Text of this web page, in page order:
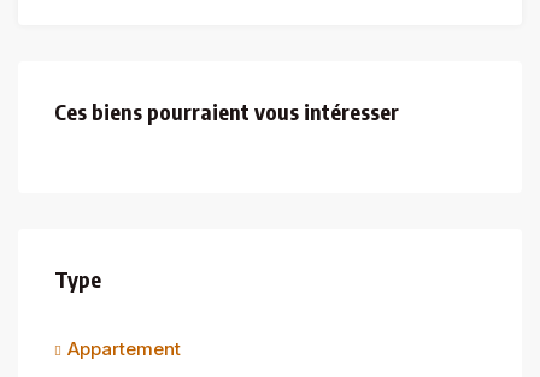
Ces biens pourraient vous intéresser
Type
Appartement